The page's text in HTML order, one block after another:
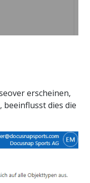
erscheinen,
dies die